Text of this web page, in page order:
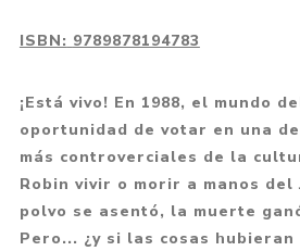
ISBN: 9789878194783
¡Está vivo! En 1988, el mundo
oportunidad de votar en una
más controverciales de la
Robin vivir o morir a manos del
polvo se asentó, la muerte
Pero... ¿y si las cosas